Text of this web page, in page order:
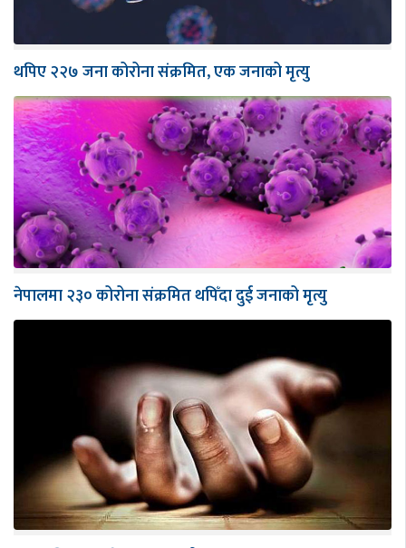
थपिए २२७ जना कोरोना संक्रमित, एक जनाको मृत्यु
नेपालमा २३० कोरोना संक्रमित थपिँदा दुई जनाको मृत्यु